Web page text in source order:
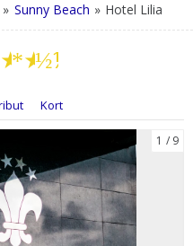
» Sunny Beach » Hotel Lilia
★★ ½
Kort
1 9